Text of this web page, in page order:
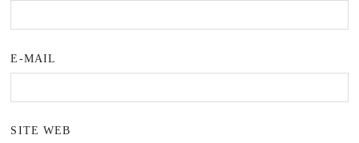
E-MAIL
SITE WEB